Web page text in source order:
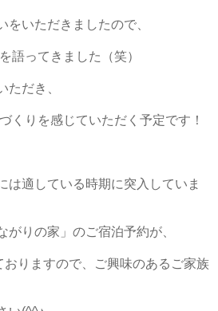
をいただきましたので、
語ってきました（笑）
ただき、
くりを感じていただく予定です！
は適している時期に突入していま
がりの家」のご宿泊予約が、
りますので、ご興味のあるご家族